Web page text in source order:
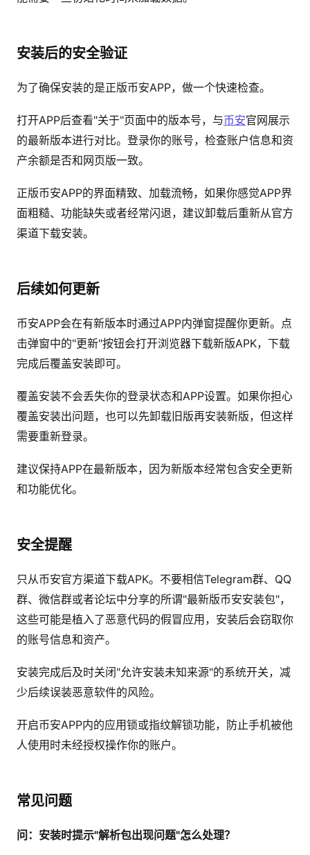
安装后的安全验证
为了确保安装的是正版币安APP，做一个快速检查。
打开APP后查看"关于"页面中的版本号，与币安官网展示
的最新版本进行对比。登录你的账号，检查账户信息和资
产余额是否和网页版一致。
正版币安APP的界面精致、加载流畅，如果你感觉APP界
面粗糙、功能缺失或者经常闪退，建议卸载后重新从官方
渠道下载安装。
后续如何更新
币安APP会在有新版本时通过APP内弹窗提醒你更新。点
击弹窗中的"更新"按钮会打开浏览器下载新版APK，下载
完成后覆盖安装即可。
覆盖安装不会丢失你的登录状态和APP设置。如果你担心
覆盖安装出问题，也可以先卸载旧版再安装新版，但这样
需要重新登录。
建议保持APP在最新版本，因为新版本经常包含安全更新
和功能优化。
安全提醒
只从币安官方渠道下载APK。不要相信Telegram群、QQ
群、微信群或者论坛中分享的所谓"最新版币安安装包"，
这些可能是植入了恶意代码的假冒应用，安装后会窃取你
的账号信息和资产。
安装完成后及时关闭"允许安装未知来源"的系统开关，减
少后续误装恶意软件的风险。
开启币安APP内的应用锁或指纹解锁功能，防止手机被他
人使用时未经授权操作你的账户。
常见问题
问：安装时提示"解析包出现问题"怎么处理？